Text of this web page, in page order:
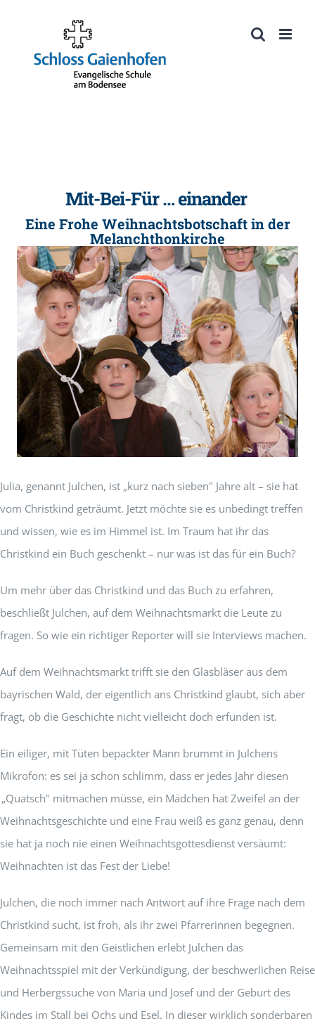
Werkzeugleiste öffnen
springen
Mit-Bei-Für … einander
Eine Frohe Weihnachtsbotschaft in der
Melanchthonkirche
Julia, genannt Julchen, ist „kurz nach sieben" Jahre alt – sie hat
vom Christkind geträumt. Jetzt möchte sie es unbedingt treffen
und wissen, wie es im Himmel ist. Im Traum hat ihr das
Christkind ein Buch geschenkt – nur was ist das für ein Buch?
Um mehr über das Christkind und das Buch zu erfahren,
beschließt Julchen, auf dem Weihnachtsmarkt die Leute zu
fragen. So wie ein richtiger Reporter will sie Interviews machen.
Auf dem Weihnachtsmarkt trifft sie den Glasbläser aus dem
bayrischen Wald, der eigentlich ans Christkind glaubt, sich aber
fragt, ob die Geschichte nicht vielleicht doch erfunden ist.
Ein eiliger, mit Tüten bepackter Mann brummt in Julchens
Mikrofon: es sei ja schon schlimm, dass er jedes Jahr diesen
„Quatsch" mitmachen müsse, ein Mädchen hat Zweifel an der
Weihnachtsgeschichte und eine Frau weiß es ganz genau, denn
sie hat ja noch nie einen Weihnachtsgottesdienst versäumt:
Weihnachten ist das Fest der Liebe!
Julchen, die noch immer nach Antwort auf ihre Frage nach dem
Christkind sucht, ist froh, als ihr zwei Pfarrerinnen begegnen.
Gemeinsam mit den Geistlichen erlebt Julchen das
Weihnachtsspiel mit der Verkündigung, der beschwerlichen Reise
und Herbergssuche von Maria und Josef und der Geburt des
Kindes im Stall bei Ochs und Esel. In dieser wirklich sonderbaren